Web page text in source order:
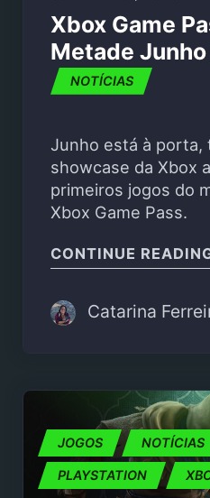
Xbox Game
Metade
NOTÍCIAS
Junho está à porta,
showcase da Xbox
primeiros jogos do
Xbox Game Pass.
CONTINUE
Catarina
JOGOS NOTÍCIAS
PLAYSTATION